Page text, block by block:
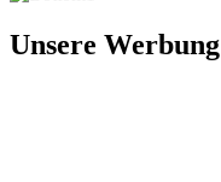
Unsere Werbung